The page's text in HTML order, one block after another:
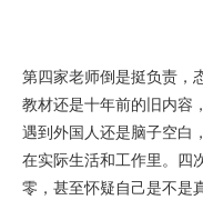
第四家老师倒是挺负责，
教材还是十年前的旧内容
遇到外国人还是脑子空白
在实际生活和工作里。四
零，甚至怀疑自己是不是